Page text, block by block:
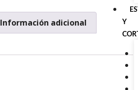
Y
Información adicional